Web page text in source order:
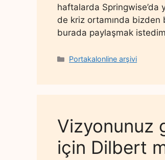
haftalarda Springwise’da
de kriz ortamında bizden
burada paylaşmak
Categories
Portakalonline arşivi
Vizyonunuz
için Dilbert